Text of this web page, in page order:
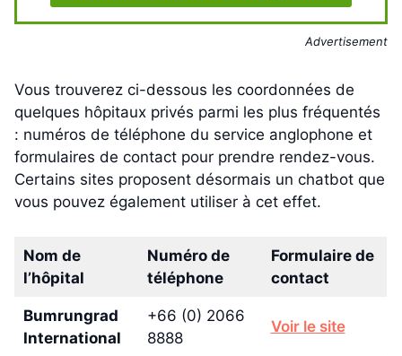
Advertisement
Vous trouverez ci-dessous les coordonnées de
quelques hôpitaux privés parmi les plus fréquentés
: numéros de téléphone du service anglophone et
formulaires de contact pour prendre rendez-vous.
Certains sites proposent désormais un chatbot que
vous pouvez également utiliser à cet effet.
Nom de
l’hôpital
Numéro de
téléphone
Formulaire de
contact
Bumrungrad
International
+66 (0) 2066
8888
Voir le site